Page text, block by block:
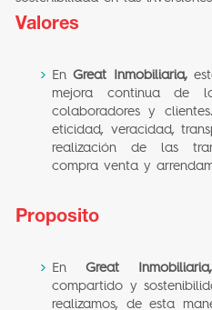
Valores
EnGreat Inmobiliaria,
mejora continua de
colaboradores y
eticidad, veracidad,
realización de las
compra venta y
Proposito
En Great Inmobiliaria,
compartido y
realizamos, de esta